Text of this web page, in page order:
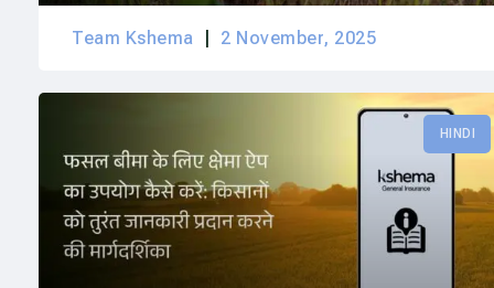
Team Kshema 2 November, 2025
HINDI